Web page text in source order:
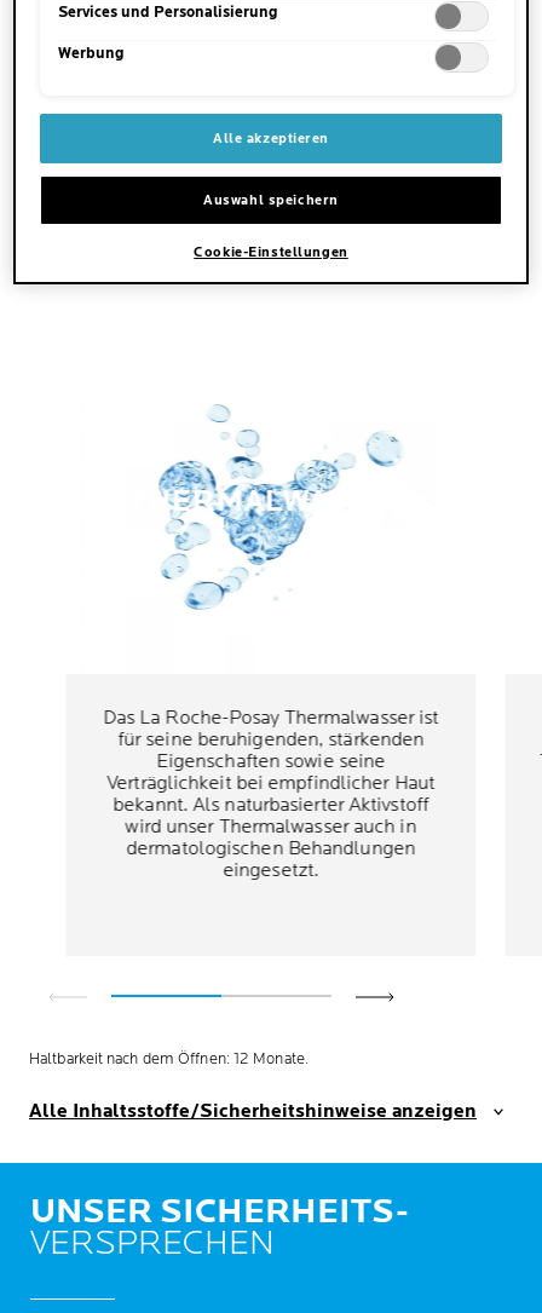
Kreisbewegungen auf der
Kopfhaut verteilen und
HAUPTINHALTSSTOFFE
AUF EINEN BLICK
THERMALWASSER
Das La Roche-Posay Thermalwasser ist
für seine beruhigenden, stärkenden
Eigenschaften sowie seine
Verträglichkeit bei empfindlicher Haut
bekannt. Als naturbasierter Aktivstoff
wird unser Thermalwasser auch in
dermatologischen Behandlungen
eingesetzt.
Haltbarkeit nach dem Öffnen: 12 Monate.
Alle Inhaltsstoffe/Sicherheitshinweise anzeigen
UNSER SICHERHEITS-
VERSPRECHEN
Services und Personalisierung
Werbung
Alle akzeptieren
Auswahl speichern
Cookie-Einstellungen